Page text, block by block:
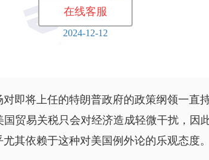
在线客服
2024-12-12
即将上任的特朗普政府的政策纲领一直
贸易关税只会对经济造成轻微干扰，因
其依赖于这种对美国例外论的乐观态度。